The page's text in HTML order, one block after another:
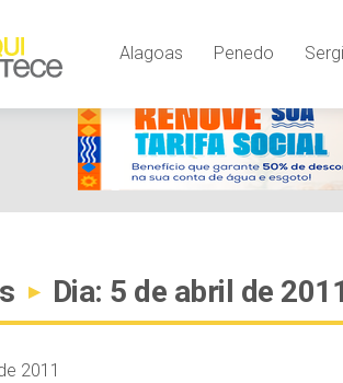
Alagoas Penedo
▸ Dia: 5 de abril de 2011
2011